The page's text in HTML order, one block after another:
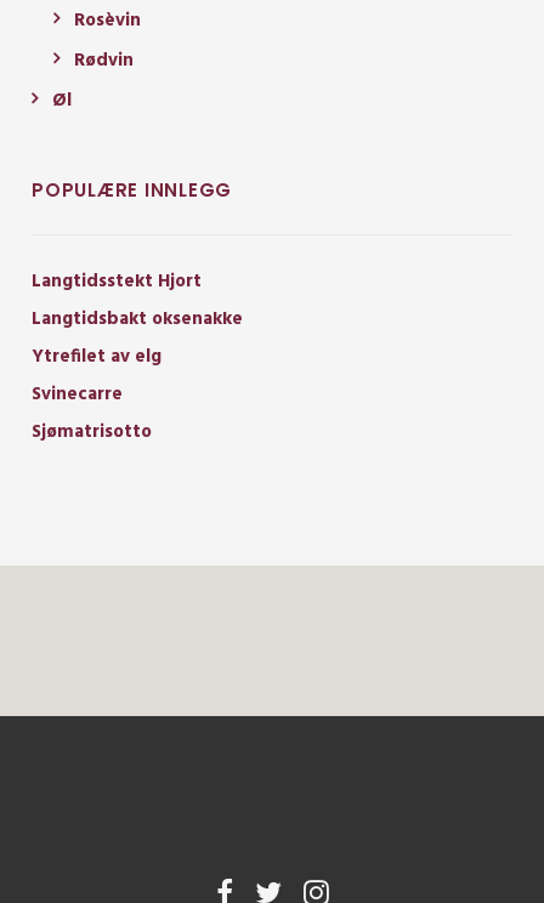
Rosèvin
Rødvin
Øl
POPULÆRE INNLEGG
Langtidsstekt Hjort
Langtidsbakt oksenakke
Ytrefilet av elg
Svinecarre
Sjømatrisotto